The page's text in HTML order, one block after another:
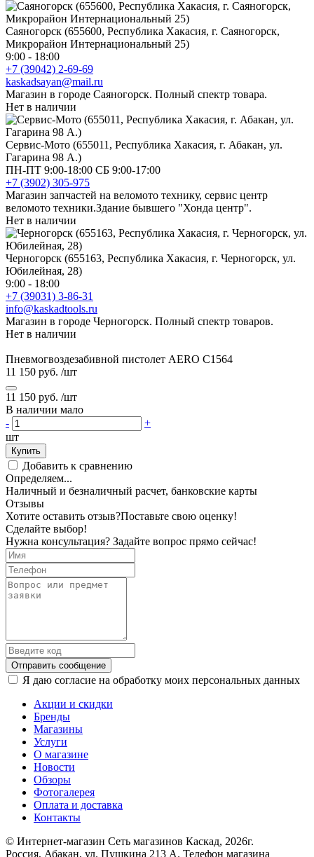
Саяногорск (655600, Республика Хакасия, г. Саяногорск,
Микрорайон Интернациональный 25)
9:00 - 18:00
+7 (39042) 2-69-69
kaskadsayan@mail.ru
Магазин в городе Саяногорск. Полный спектр товара.
Нет в наличии
Сервис-Мото (655011, Республика Хакасия, г. Абакан, ул.
Гагарина 98 А.)
ПН-ПТ 9:00-18:00 СБ 9:00-17:00
+7 (3902) 305-975
Магазин запчастей на веломото технику, сервис центр
веломото техники.Здание бывшего "Хонда центр".
Нет в наличии
Черногорск (655163, Республика Хакасия, г. Черногорск, ул.
Юбилейная, 28)
9:00 - 18:00
+7 (39031) 3-86-31
info@kaskadtools.ru
Магазин в городе Черногорск. Полный спектр товаров.
Нет в наличии
Пневмогвоздезабивной пистолет AERO C1564
11 150 руб. /шт
11 150 руб. /шт
В наличии мало
-
+
шт
Купить
Добавить к сравнению
Определяем...
Наличный и безналичный расчет, банковские карты
Отзывы
Хотите оставить отзыв?Поставьте свою оценку!
Сделайте выбор!
Нужна консультация? Задайте вопрос прямо сейчас!
Отправить сообщение
Я даю согласие на обработку моих персональных данных
Акции и скидки
Бренды
Магазины
Услуги
О магазине
Новости
Обзоры
Фотогалерея
Оплата и доставка
Контакты
© Интернет-магазин Сеть магазинов Каскад, 2026г.
Россия, Абакан, ул. Пушкина 213 А. Телефон магазина